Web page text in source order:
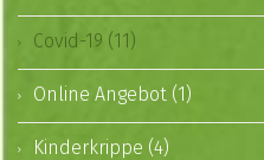
Covid-19 (11)
Online Angebot (1)
Kinderkrippe (4)